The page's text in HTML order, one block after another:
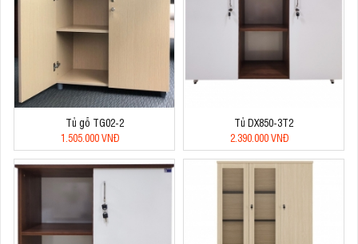
Tủ gỗ TG02-2
1.505.000 VNĐ
Tủ DX850-3T2
2.390.000 VNĐ